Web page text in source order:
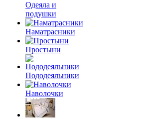
Одеяла и
подушки
Наматрасники
Простыни
Пододеяльники
Наволочки